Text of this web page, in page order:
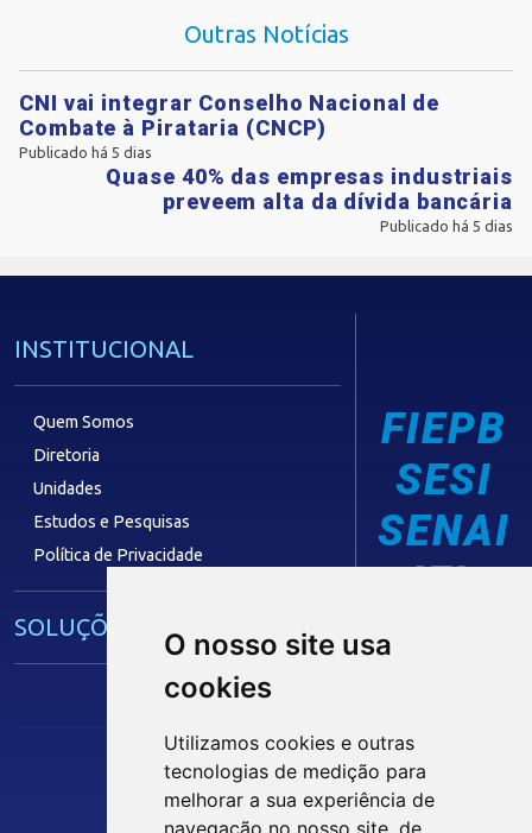
O nosso site usa
cookies
Utilizamos cookies e outras
tecnologias de medição para
melhorar a sua experiência de
navegação no nosso site, de
Outras Notícias
CNI vai integrar Conselho Nacional de
Combate à Pirataria (CNCP)
Publicado há 5 dias
Quase 40% das empresas industriais
preveem alta da dívida bancária
Publicado há 5 dias
INSTITUCIONAL
Quem Somos
Diretoria
Unidades
Estudos e Pesquisas
Política de Privacidade
SOLUÇÕES E SERVIÇOS
Núcleo de Acesso ao Crédito
Centro Internacional de Negócios -
FIEPB
SESI
SENAI
IEL
Siga nossas Redes Sociais